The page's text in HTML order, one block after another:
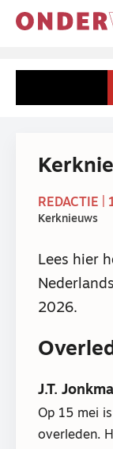
REDACTIE
Kerknieuws
Lees hier
2026.
J.T.
Op 15 mei
overleden.